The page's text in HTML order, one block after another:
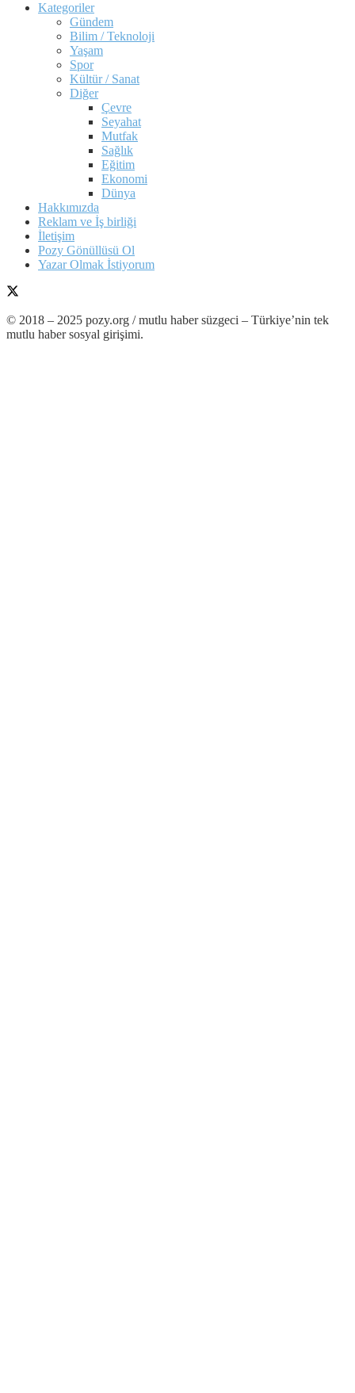
Kategoriler
Gündem
Bilim / Teknoloji
Yaşam
Spor
Kültür / Sanat
Diğer
Çevre
Seyahat
Mutfak
Sağlık
Eğitim
Ekonomi
Dünya
Hakkımızda
Reklam ve İş birliği
İletişim
Pozy Gönüllüsü Ol
Yazar Olmak İstiyorum
© 2018 – 2025 pozy.org / mutlu haber süzgeci – Türkiye’nin tek
mutlu haber sosyal girişimi.